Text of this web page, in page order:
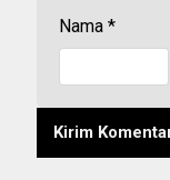
Nama *